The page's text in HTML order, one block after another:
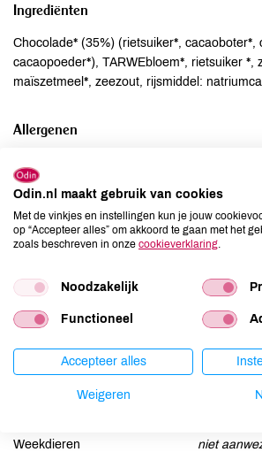
Ingrediënten
Chocolade* (35%) (rietsuiker*, cacaoboter*,
cacaopoeder*), TARWEbloem*, rietsuiker *,
maïszetmeel*, zeezout, rijsmiddel:
Allergenen
Ei
niet
Gluten
aanwezig
Lactose
niet
Mosterd
niet
Schaaldieren
niet
Selderij
niet
Sesam
niet
kan
Weekdieren
niet
Odin.nl maakt gebruik van cookies
Met de vinkjes en instellingen kun je jouw
op “Accepteer alles” om akkoord te gaan met het
zoals beschreven in onze cookieverklaring
Noodzakelijk
Functioneel
Accepteer alles
Weigeren